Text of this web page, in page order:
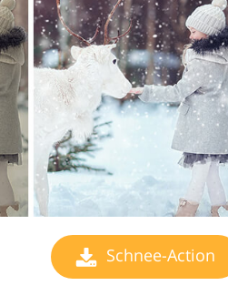
Schnee-Action